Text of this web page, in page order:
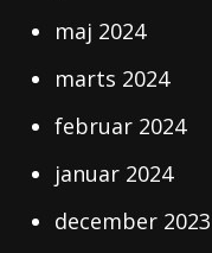
maj 2024
marts 2024
februar 2024
januar 2024
december 2023